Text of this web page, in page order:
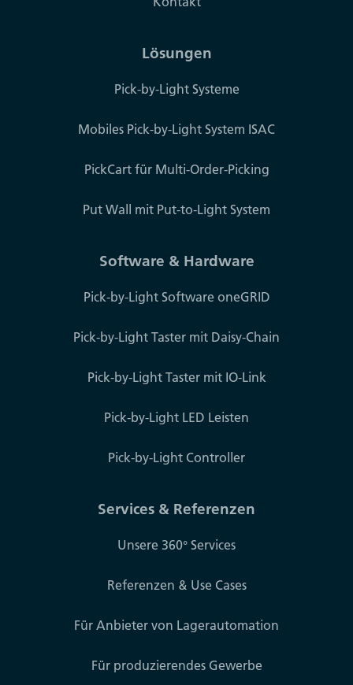
Lösungen
Pick-by-Light Systeme
Mobiles Pick-by-Light System ISAC
PickCart für Multi-Order-Picking
Put Wall mit Put-to-Light System
Software & Hardware
Pick-by-Light Software oneGRID
Pick-by-Light Taster mit Daisy-Chain
Pick-by-Light Taster mit IO-Link
Pick-by-Light LED Leisten
Pick-by-Light Controller
Services & Referenzen
Unsere 360° Services
Referenzen & Use Cases
Für Anbieter von Lagerautomation
Für produzierendes Gewerbe